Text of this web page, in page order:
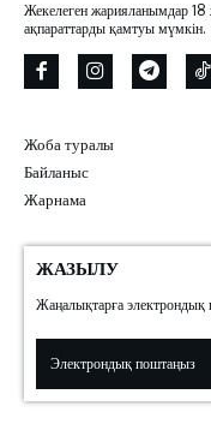
Жекелеген жарияланымдар 18
ақпараттарды қамтуы мүмкін.
Жоба туралы
Байланыс
Жарнама
ЖАЗЫЛУ
Жаңалықтарға